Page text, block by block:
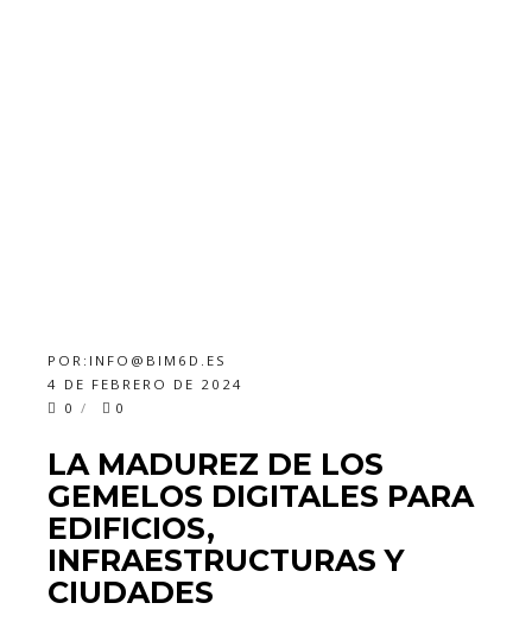
POR: INFO@BIM6D.ES
4 DE FEBRERO DE 2024
0
0
LA MADUREZ DE LOS
GEMELOS DIGITALES PARA
EDIFICIOS,
INFRAESTRUCTURAS Y
CIUDADES